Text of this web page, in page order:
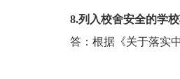
8.列入校舍安全的学
答：根据《关于落实